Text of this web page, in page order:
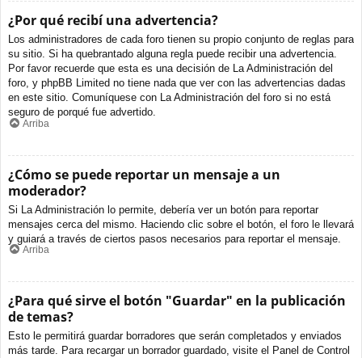
¿Por qué recibí una advertencia?
Los administradores de cada foro tienen su propio conjunto de reglas para
su sitio. Si ha quebrantado alguna regla puede recibir una advertencia.
Por favor recuerde que esta es una decisión de La Administración del
foro, y phpBB Limited no tiene nada que ver con las advertencias dadas
en este sitio. Comuníquese con La Administración del foro si no está
seguro de porqué fue advertido.
Arriba
¿Cómo se puede reportar un mensaje a un
moderador?
Si La Administración lo permite, debería ver un botón para reportar
mensajes cerca del mismo. Haciendo clic sobre el botón, el foro le llevará
y guiará a través de ciertos pasos necesarios para reportar el mensaje.
Arriba
¿Para qué sirve el botón "Guardar" en la publicación
de temas?
Esto le permitirá guardar borradores que serán completados y enviados
más tarde. Para recargar un borrador guardado, visite el Panel de Control